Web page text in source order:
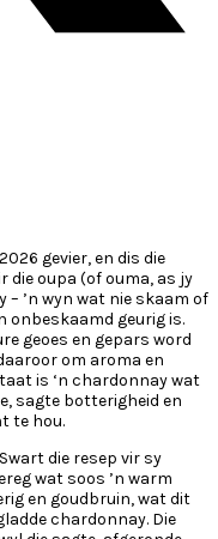
gevier, en dis die
die oupa (of ouma, as jy
’n wyn wat nie skaam of
onbeskaamd geurig is.
geoes en gepars word
om aroma en
is ‘n chardonnay wat
sagte botterigheid en
te hou.
die resep vir sy
wat soos ’n warm
en goudbruin, wat dit
chardonnay. Die